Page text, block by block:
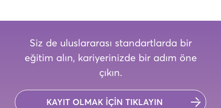
Siz de uluslararası standartlarda bir
eğitim alın, kariyerinizde bir adım öne
çıkın.
KAYIT OLMAK İÇİN TIKLAYIN